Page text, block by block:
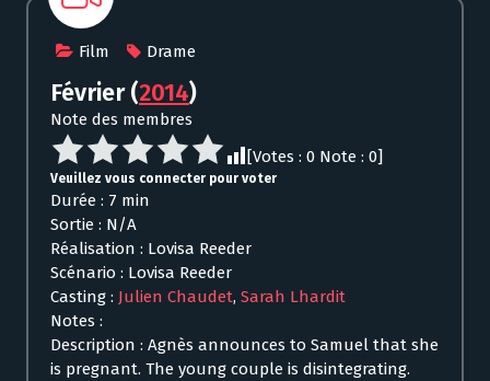
Film Drame
Février(2014)
Note des membres
[Votes : 0 Note : 0]
Veuillez vous connecter pour voter
Durée : 7 min
Sortie : N/A
Réalisation : Lovisa Reeder
Scénario : Lovisa Reeder
Casting : Julien Chaudet, Sarah Lhardit
Notes :
Description : Agnès announces to Samuel that she
is pregnant. The young couple is disintegrating.